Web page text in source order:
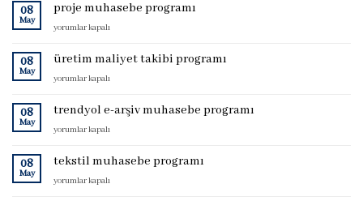
08
May
proje muhasebe programı
proje
programı
yorumlar kapalı
08
May
üretim maliyet takibi programı
üretim
takibi
programı
için
yorumlar kapalı
08
May
trendyol e-arşiv muhasebe programı
trendyol
arşiv
programı
yorumlar kapalı
08
May
tekstil muhasebe programı
tekstil
yorumlar kapalı